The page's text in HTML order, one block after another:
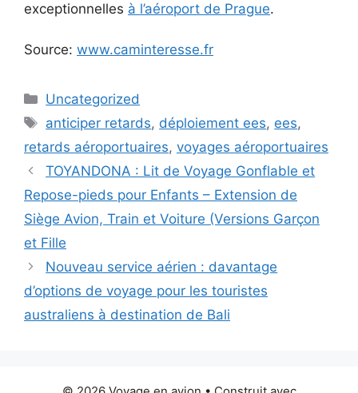
exceptionnelles à l’aéroport de Prague.
Source: www.caminteresse.fr
Catégories
Uncategorized
Étiquettes
anticiper retards, déploiement ees, ees,
retards aéroportuaires, voyages aéroportuaires
TOYANDONA : Lit de Voyage Gonflable et
Repose-pieds pour Enfants – Extension de
Siège Avion, Train et Voiture (Versions Garçon
et Fille
Nouveau service aérien : davantage
d’options de voyage pour les touristes
australiens à destination de Bali